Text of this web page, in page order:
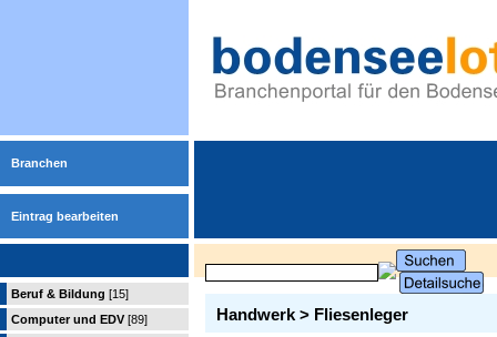
Branchen
Eintrag bearbeiten
Beruf & Bildung [15]
Computer und EDV [89]
Handwerk > Fliesenleger